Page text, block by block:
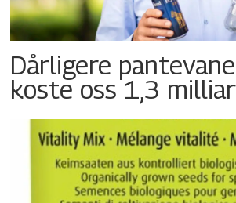
Dårligere
koste oss 1,3